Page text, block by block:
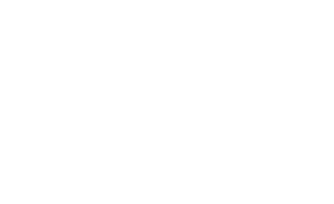
(visažisčių/tų) kursai Klaipėdoje,
12 val.